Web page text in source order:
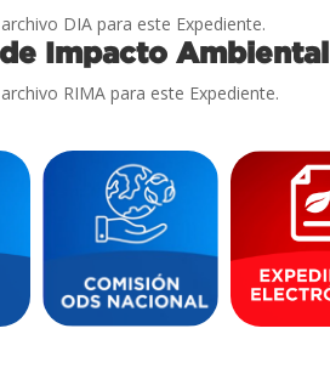
DIA para este Expediente.
Impacto Ambiental
RIMA para este Expediente.